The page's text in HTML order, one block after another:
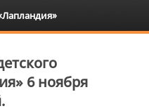
6 ноября